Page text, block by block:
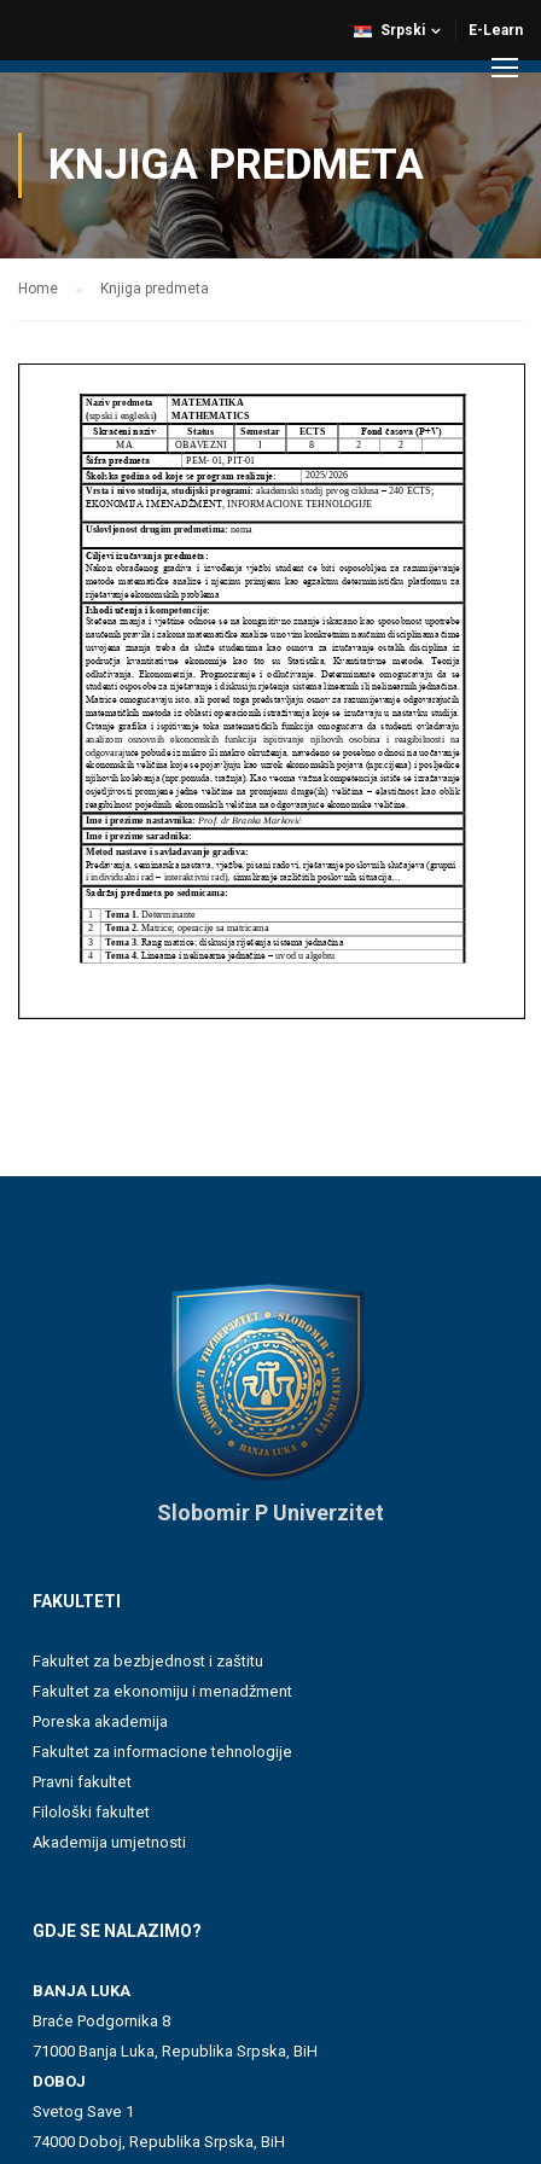
E-Learn
Srpski
KNJIGA PREDMETA
Home Knjiga predmeta
Slobomir P Univerzitet
FAKULTETI
Fakultet za bezbjednost i zaštitu
Fakultet za ekonomiju i menadžment
Poreska akademija
Fakultet za informacione tehnologije
Pravni fakultet
Filološki fakultet
Akademija umjetnosti
GDJE SE NALAZIMO?
BANJA LUKA
Braće Podgornika 8
71000 Banja Luka, Republika Srpska, BiH
DOBOJ
Svetog Save 1
74000 Doboj, Republika Srpska, BiH